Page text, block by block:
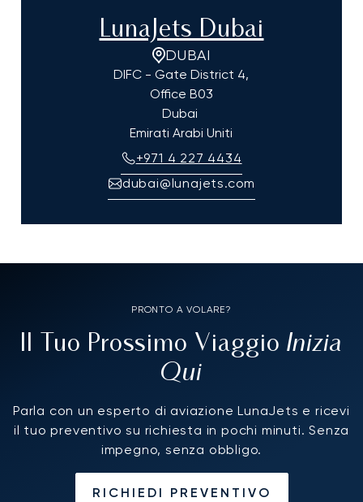
LunaJets Dubai
DUBAI
DIFC - Gate District 4,
Office B03
Dubai
Emirati Arabi Uniti
+971 4 227 4434
dubai@lunajets.com
PRONTO A VOLARE?
Il Tuo Prossimo Viaggio Inizia
Qui
Parla con un esperto di aviazione LunaJets e ricevi
il tuo preventivo su richiesta in pochi minuti. Senza
impegno, senza obbligo.
RICHIEDI PREVENTIVO